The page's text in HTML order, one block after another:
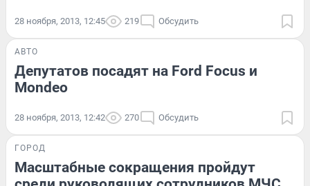
28 ноября, 2013, 12:45 219 Обсудить
АВТО
Депутатов посадят на Ford Focus и
Mondeo
28 ноября, 2013, 12:42 270 Обсудить
ГОРОД
Масштабные сокращения пройдут